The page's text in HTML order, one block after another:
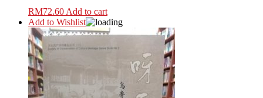
RM72.60 Add to cart
Add to Wishlist